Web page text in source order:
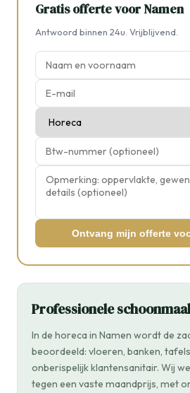
Gratis offerte voor Namen
Antwoord binnen 24u. Vrijblijvend.
Ontvang mijn offerte
Professionele
In de horeca in Namen wordt de
beoordeeld: vloeren, banken,
onberispelijk klantensanitair. Wij
tegen een vaste maandprijs, met